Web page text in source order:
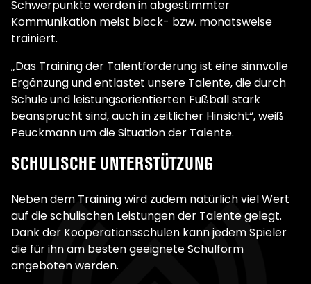
Schwerpunkte werden in abgestimmter
Kommunikation meist block- bzw. monatsweise
trainiert.
„Das Training der Talentförderung ist eine sinnvolle
Ergänzung und entlastet unsere Talente, die durch
Schule und leistungsorientierten Fußball stark
beansprucht sind, auch in zeitlicher Hinsicht“, weiß
Peuckmann um die Situation der Talente.
SCHULISCHE UNTERSTÜTZUNG
Neben dem Training wird zudem natürlich viel Wert
auf die schulischen Leistungen der Talente gelegt.
Dank der Kooperationsschulen kann jedem Spieler
die für ihn am besten geeignete Schulform
angeboten werden.